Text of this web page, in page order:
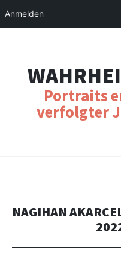
Portraits
verfolgter
NAGIHAN
Anmelden